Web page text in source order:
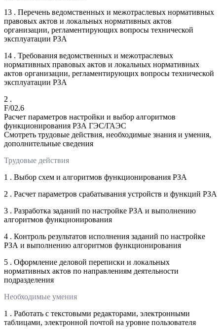
13 . Перечень ведомственных и межотраслевых нормативных
правовых актов и локальных нормативных актов
организации, регламентирующих вопросы технической
эксплуатации РЗА
14 . Требования ведомственных и межотраслевых
нормативных правовых актов и локальных нормативных
актов организации, регламентирующих вопросы технической
эксплуатации РЗА
2 .
F/02.6
Расчет параметров настройки и выбор алгоритмов
функционирования РЗА ГЭС/ГАЭС
Смотреть трудовые действия, необходимые знания и умения,
дополнительные сведения
Трудовые действия
1 . Выбор схем и алгоритмов функционирования РЗА
2 . Расчет параметров срабатывания устройств и функций РЗА
3 . Разработка заданий по настройке РЗА и выполнению
алгоритмов функционирования
4 . Контроль результатов исполнения заданий по настройке
РЗА и выполнению алгоритмов функционирования
5 . Оформление деловой переписки и локальных
нормативных актов по направлениям деятельности
подразделения
Необходимые умения
1 . Работать с текстовыми редакторами, электронными
таблицами, электронной почтой на уровне пользователя